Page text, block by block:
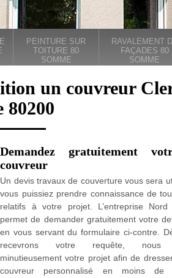
PEINTURE SUR
TOITURE 80
SOMME
RAVALEMENT
FAÇADES 80
SOMME
un couvreur
80200
Demandez gratuitement
couvreur
Un devis travaux de couverture vous sera
vous puissiez prendre connaissance de
relatifs à votre projet. L’entreprise Nord
permet de demander gratuitement votre
en vous servant du formulaire ci-contre.
recevrons votre requête, nous
minutieusement votre projet afin de
couvreur personnalisé en moins de